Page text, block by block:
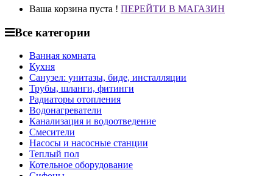
Ваша корзина пуста ! ПЕРЕЙТИ В МАГАЗИН
Все категории
Ванная комната
Кухня
Санузел: унитазы, биде, инсталляции
Трубы, шланги, фитинги
Радиаторы отопления
Водонагреватели
Канализация и водоотведение
Смесители
Насосы и насосные станции
Теплый пол
Котельное оборудование